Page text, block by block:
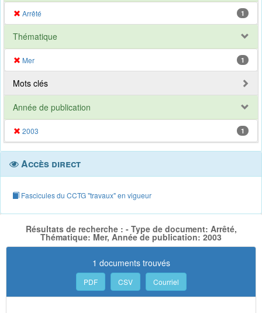
Arrêté 1
Thématique
Mer 1
Mots clés
Année de publication
2003 1
Accès direct
Fascicules du CCTG "travaux" en vigueur
Résultats de recherche : - Type de document: Arrêté,
Thématique: Mer, Année de publication: 2003
1 documents trouvés
PDF CSV Courriel